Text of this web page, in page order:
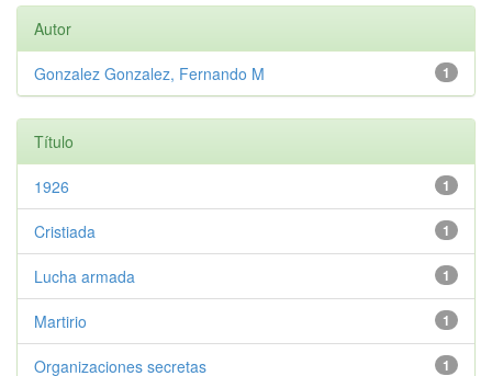
Autor
1
Gonzalez Gonzalez, Fernando M
Título
1
1926
1
Cristiada
1
Lucha armada
1
Martirio
1
Organizaciones secretas